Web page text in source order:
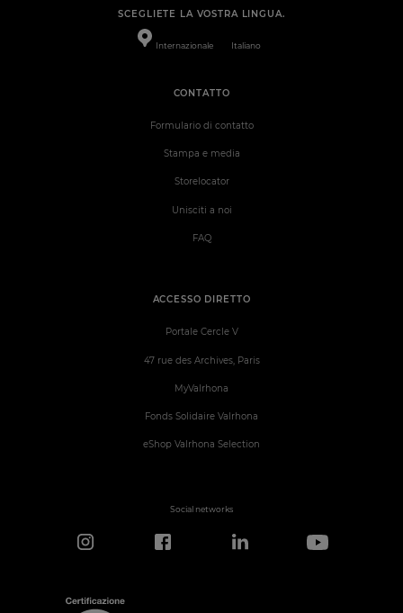
SCEGLIETE LA VOSTRA LINGUA.
Internazionale Italiano
ACCESSO DIRETTO
Portale Cercle V
47 rue des Archives, Paris
MyValrhona
Fonds Solidaire Valrhona
eShop Valrhona Selection
CONTATTO
Formulario di contatto
Stampa e media
Storelocator
Unisciti a noi
FAQ
Social networks